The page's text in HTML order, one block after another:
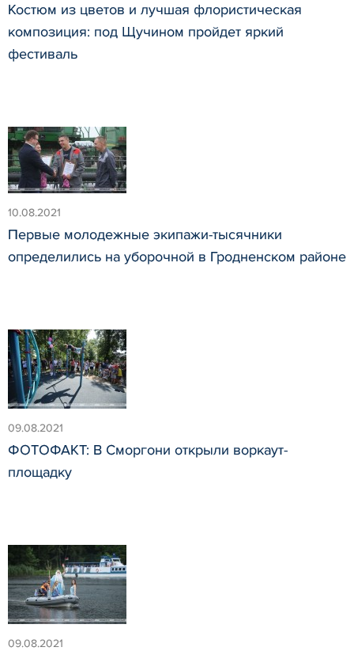
Костюм из цветов и лучшая флористическая
композиция: под Щучином пройдет яркий
фестиваль
10.08.2021
Первые молодежные экипажи-тысячники
определились на уборочной в Гродненском районе
09.08.2021
ФОТОФАКТ: В Сморгони открыли воркаут-
площадку
09.08.2021